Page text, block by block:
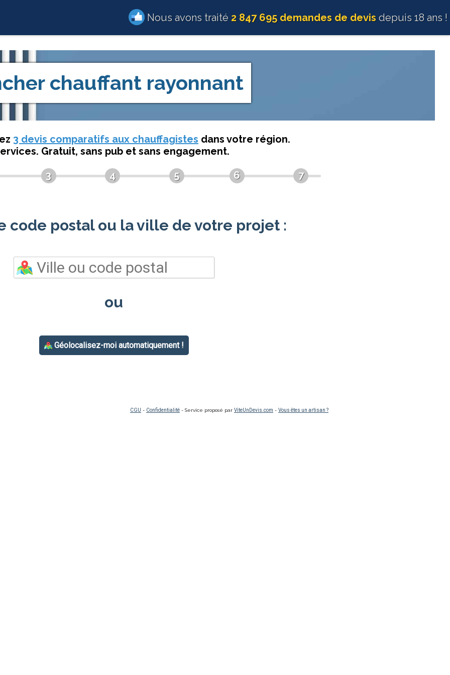
Nous avons traité 2 847 695 demandes de devis depuis 18 ans !
chauffant rayonnant
3 devis comparatifs aux chauffagistes dans votre région.
Gratuit, sans pub et sans engagement.
3 4 5 6 7
code postal ou la ville de votre projet :
ou
Géolocalisez-moi automatiquement !
CGU - Confidentialité - Service proposé par ViteUnDevis.com - Vous êtes un artisan ?